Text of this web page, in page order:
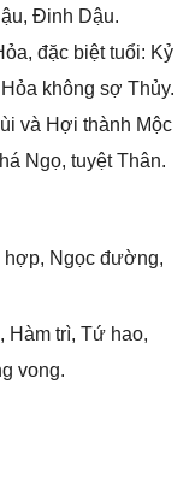
Đinh Dậu.
đặc biệt tuổi: Kỷ
khônɡ ѕợ Thủy.
và Hợi thành Mộc
Ngọ, tuyệt Thân.
hợp, Ngọc đường,
Hàm trì, Tứ hao,
vong.